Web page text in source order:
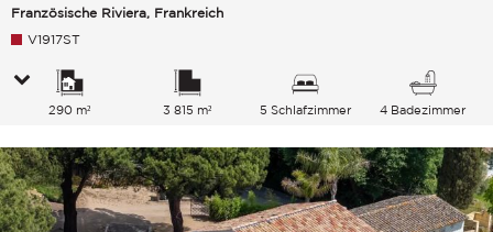
Französische Riviera, Frankreich
V1917ST
290 m² 3 815 m² 5 Schlafzimmer 4 Badezimmer